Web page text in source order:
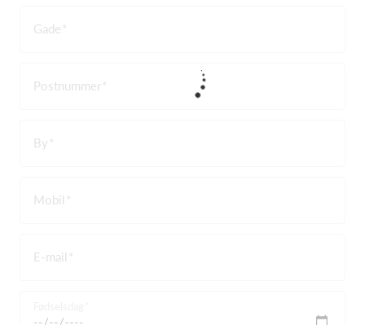
Gade
Postnummer
By
Mobil
E-mail